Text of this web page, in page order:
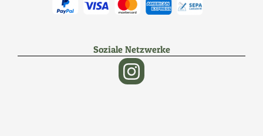
Soziale Netzwerke